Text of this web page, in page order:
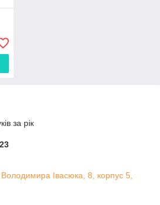
за рік
Івасюка, 8, корпус 5,